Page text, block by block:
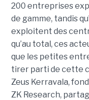
200 entreprises
de gamme, tandis
exploitent des
qu’au total, ces
que les petites
tirer parti de cette
Zeus Kerravala,
ZK Research,